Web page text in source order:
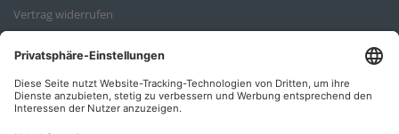
Vertrag widerrufen
Bestellvorgang
ZAHLUNGSARTEN: